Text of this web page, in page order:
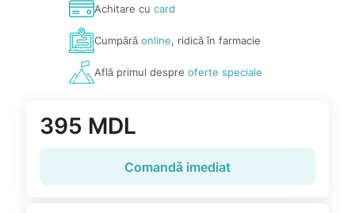
Achitare cu card
Cumpărăonline, ridică în farmacie
Află primul despre oferte speciale
395 MDL
Comandă imediat